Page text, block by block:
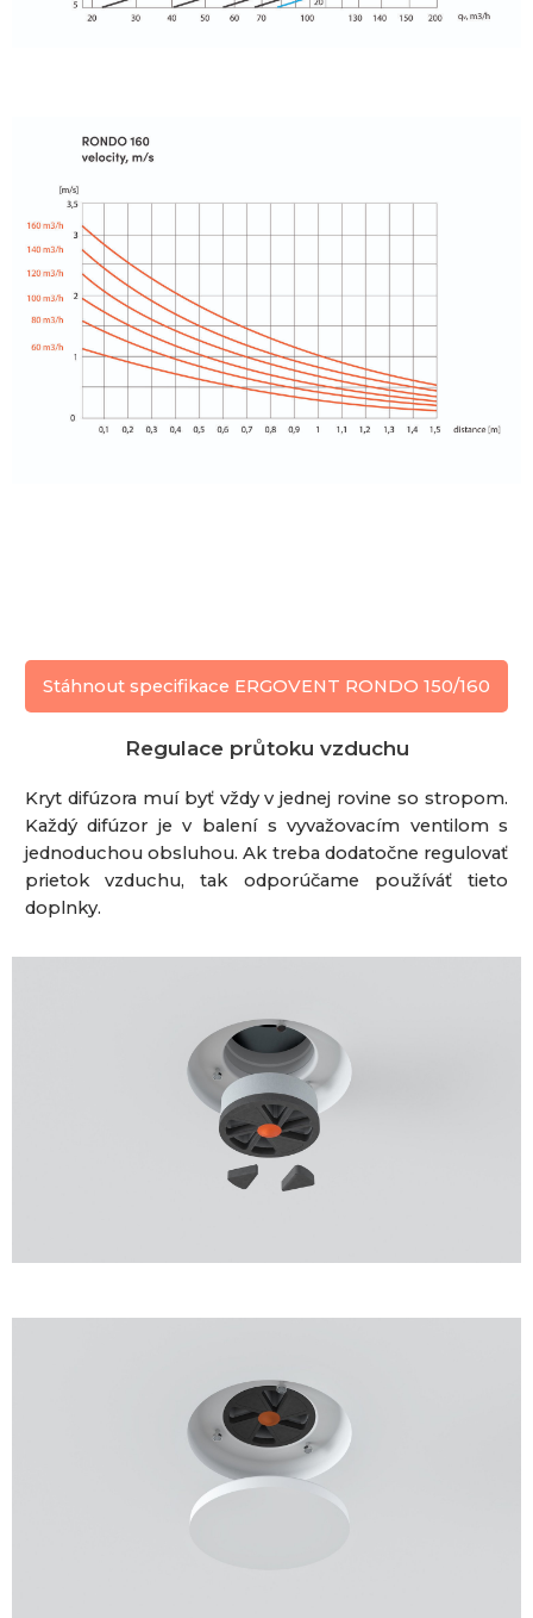
Stáhnout specifikace ERGOVENT RONDO 150/160
Regulace průtoku vzduchu
Kryt difúzora muí byť vždy v jednej rovine so stropom.
Každý difúzor je v balení s vyvažovacím ventilom s
jednoduchou obsluhou. Ak treba dodatočne regulovať
prietok vzduchu, tak odporúčame používáť tieto
doplnky.